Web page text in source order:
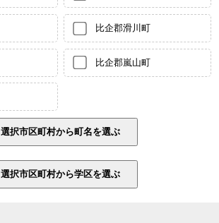
比企郡滑川町
比企郡嵐山町